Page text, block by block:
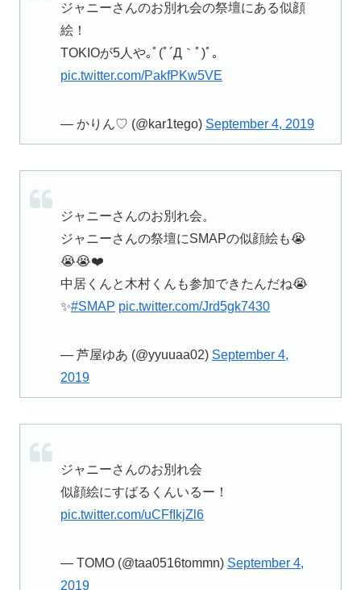
ジャニーさんのお別れ会の祭壇にある似顔
絵！
TOKIOが5人や｡ﾟ(ﾟ´Д｀ﾟ)ﾟ｡
pic.twitter.com/PakfPKw5VE
— かりん♡ (@kar1tego) September 4, 2019
ジャニーさんのお別れ会。
ジャニーさんの祭壇にSMAPの似顔絵も😭
😭😭❤️
中居くんと木村くんも参加できたんだね😭
✨#SMAP pic.twitter.com/Jrd5gk7430
— 芦屋ゆあ (@yyuuaa02) September 4,
2019
ジャニーさんのお別れ会
似顔絵にすばるくんいるー！
pic.twitter.com/uCFfIkjZl6
— TOMO (@taa0516tommn) September 4,
2019